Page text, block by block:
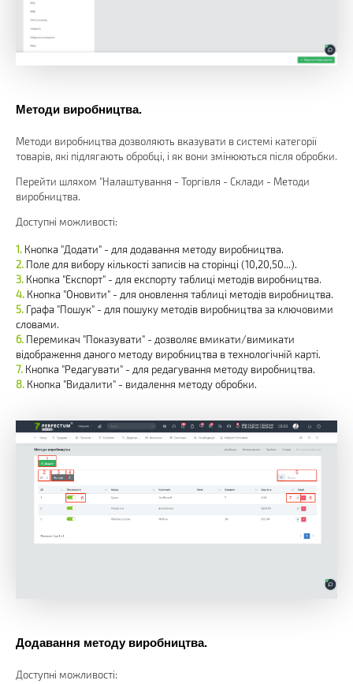
Методи виробництва.
Методи виробництва дозволяють вказувати в системі категорії
товарів, які підлягають обробці, і як вони змінюються після обробки.
Перейти шляхом "Налаштування - Торгівля - Склади - Методи
виробництва.
Доступні можливості:
Кнопка "Додати" - для додавання методу виробництва.
Поле для вибору кількості записів на сторінці (10,20,50...).
Кнопка "Експорт" - для експорту таблиці методів виробництва.
Кнопка "Оновити" - для оновлення таблиці методів виробництва.
Графа "Пошук" - для пошуку методів виробництва за ключовими
словами.
Перемикач "Показувати" - дозволяє вмикати/вимикати
відображення даного методу виробництва в технологічній карті.
Кнопка "Редагувати" - для редагування методу виробництва.
Кнопка "Видалити" - видалення методу обробки.
Додавання методу виробництва.
Доступні можливості: